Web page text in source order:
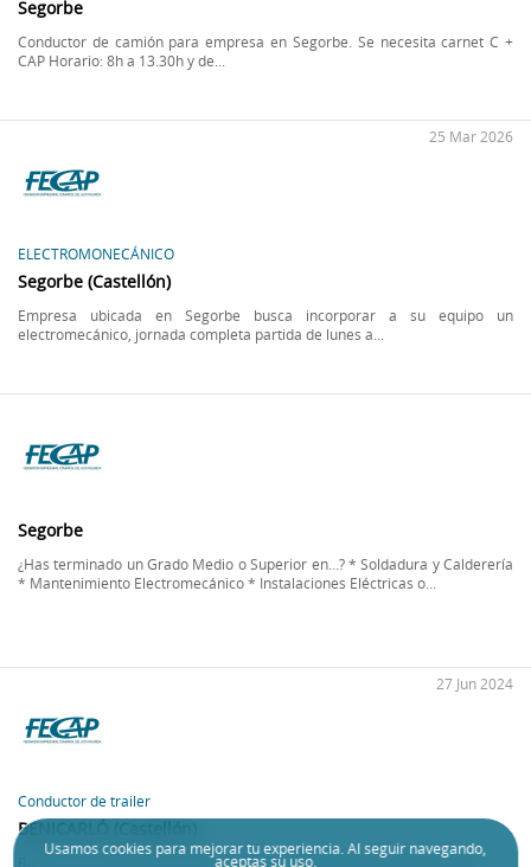
Segorbe
Conductor de camión para empresa en Segorbe. Se necesita carnet C +
CAP Horario: 8h a 13.30h y de...
ELECTROMONECÁNICO
25 Mar 2026
Segorbe (Castellón)
Empresa ubicada en Segorbe busca incorporar a su equipo un
electromecánico, jornada completa partida de lunes a...
Segorbe
¿Has terminado un Grado Medio o Superior en…? * Soldadura y Calderería
* Mantenimiento Electromecánico * Instalaciones Eléctricas o...
Conductor de trailer
27 Jun 2024
BENICARLÓ (Castellón)
Buscamos conductor de trailer internacional, incorporacion inmediata.
Usamoscookies para mejorar tu experiencia. Al seguir navegando,
aceptas su uso.